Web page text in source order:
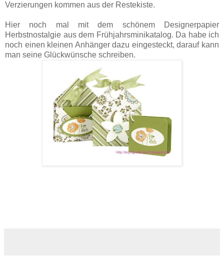
Verzierungen kommen aus der Restekiste.
Hier noch mal mit dem schönem Designerpapier
Herbstnostalgie aus dem Frühjahrsminikatalog. Da habe ich
noch einen kleinen Anhänger dazu eingesteckt, darauf kann
man seine Glückwünsche schreiben.